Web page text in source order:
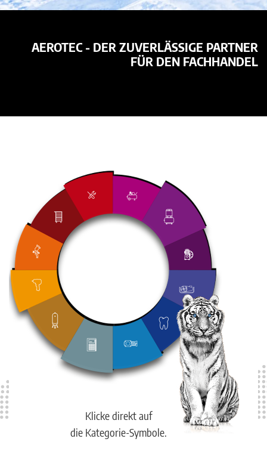
AEROTEC - DER ZUVERLÄSSIGE PARTNER
FÜR DEN FACHHANDEL
Klicke direkt auf
die Kategorie-Symbole.